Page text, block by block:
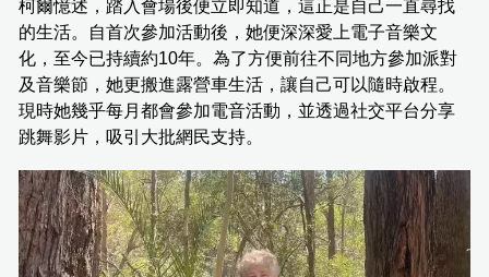
柯爾憶述，踏入會場後便立即知道，這正是自己一直尋找
的生活。自首次參加活動後，她便深深愛上電子音樂文
化，至今已持續約10年。為了方便前往不同地方參加派對
及音樂節，她更搬進露營車生活，讓自己可以隨時啟程。
現時她幾乎每月都會參加電音活動，並透過社交平台分享
跳舞影片，吸引大批網民支持。